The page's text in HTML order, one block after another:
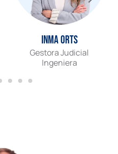
Inma Orts
Gestora Judicial
Ingeniera